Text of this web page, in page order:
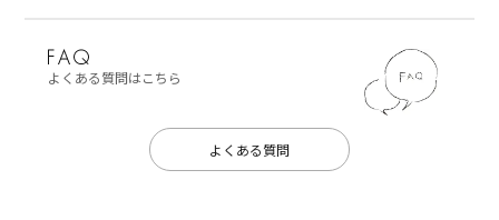
よくある質問はこちら
よくある質問